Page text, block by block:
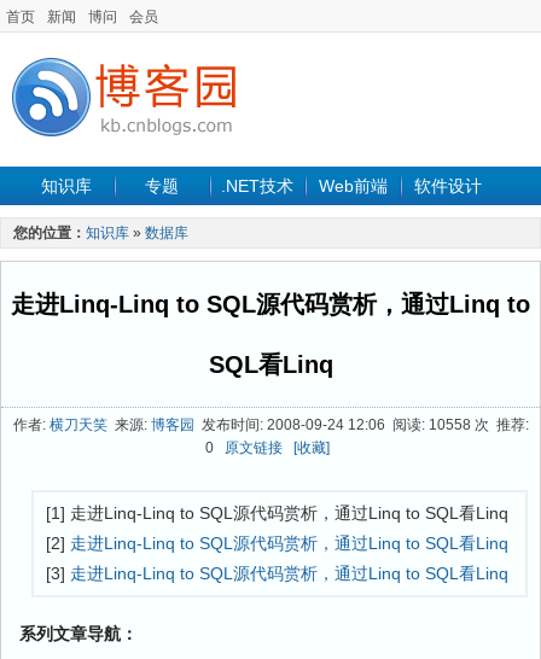
首页 新闻 博问 会员
知识库 专题 .NET技术 Web前端 软件设计
手机开发 软件工程
最新文章
您的位置： 知识库 » 数据库
走进Linq-Linq to SQL源代码赏析，通过Linq to
SQL看Linq
作者: 横刀天笑来源: 博客园 发布时间: 2008-09-24 12:06 阅读: 10558 次 推荐:
0
原文链接 [收藏]
[1] 走进Linq-Linq to SQL源代码赏析，通过Linq to SQL看Linq
[2] 走进Linq-Linq to SQL源代码赏析，通过Linq to SQL看Linq
[3] 走进Linq-Linq to SQL源代码赏析，通过Linq to SQL看Linq
系列文章导航：